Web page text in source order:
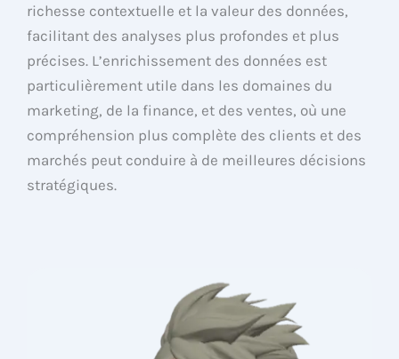
richesse contextuelle et la valeur des données,
facilitant des analyses plus profondes et plus
précises. L’enrichissement des données est
particulièrement utile dans les domaines du
marketing, de la finance, et des ventes, où une
compréhension plus complète des clients et des
marchés peut conduire à de meilleures décisions
stratégiques.